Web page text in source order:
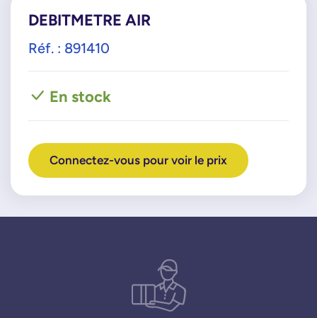
DEBITMETRE AIR
Réf. : 891410
En stock
Connectez-vous pour voir le prix